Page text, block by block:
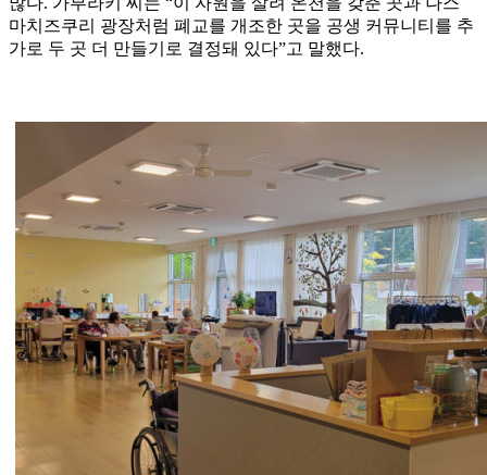
마치즈쿠리 광장처럼 폐교를 개조한 곳을 공생 커뮤니티를 추
가로 두 곳 더 만들기로 결정돼 있다”고 말했다.